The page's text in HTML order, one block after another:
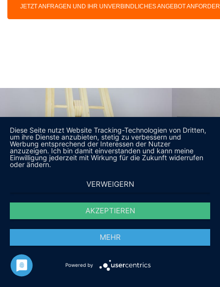
JETZT ANFRAGEN UND IHR UNVERBINDLICHES ANGEBOT
Diese Seite nutzt Website Tracking-Technologien von Dritten,
um ihre Dienste anzubieten, stetig zu verbessern und
Werbung entsprechend der Interessen der Nutzer
anzuzeigen. Ich bin damit einverstanden und kann meine
Einwilligung jederzeit mit Wirkung für die Zukunft widerrufen
oder ändern.
VERWEIGERN
AKZEPTIEREN
MEHR
Powered by